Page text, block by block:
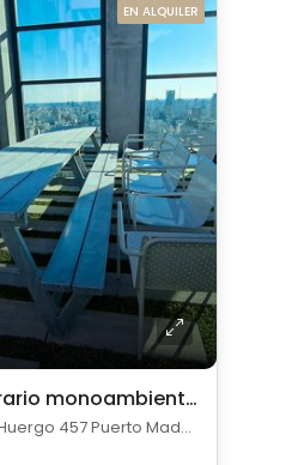
EN ALQUILER
Alquiler Temporario monoambiente con cochera en Puerto Madero
Avenida Ingeniero Huergo 457 Puerto Madero, Puerto Madero, Capital Federal